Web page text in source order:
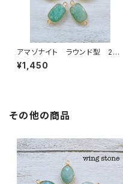
アマゾナイト ラウンド型 2カ
ン
¥1,450
その他の商品